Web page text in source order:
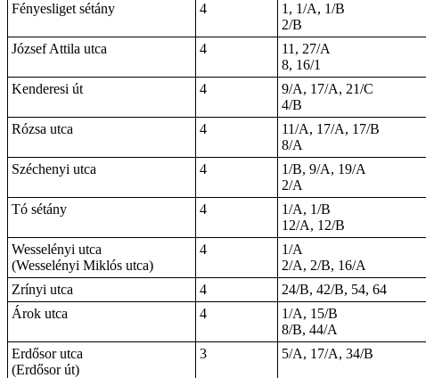
Fényesliget sétány
4
1, 1/A, 1/B
2/B
József Attila utca
4
11, 27/A
8, 16/1
Kenderesi út
4
9/A, 17/A, 21/C
4/B
Rózsa utca
4
11/A, 17/A, 17/B
8/A
Széchenyi utca
4
1/B, 9/A, 19/A
2/A
Tó sétány
4
1/A, 1/B
12/A, 12/B
Wesselényi utca
(Wesselényi Miklós utca)
4
1/A
2/A, 2/B, 16/A
Zrínyi utca
4
24/B, 42/B, 54, 64
Árok utca
4
1/A, 15/B
8/B, 44/A
Erdősor utca
(Erdősor út)
3 5/A, 17/A, 34/B